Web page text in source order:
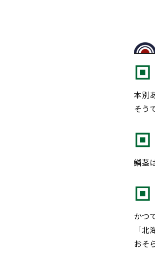
本別
そう
鱗茎
かつ
「
おそ